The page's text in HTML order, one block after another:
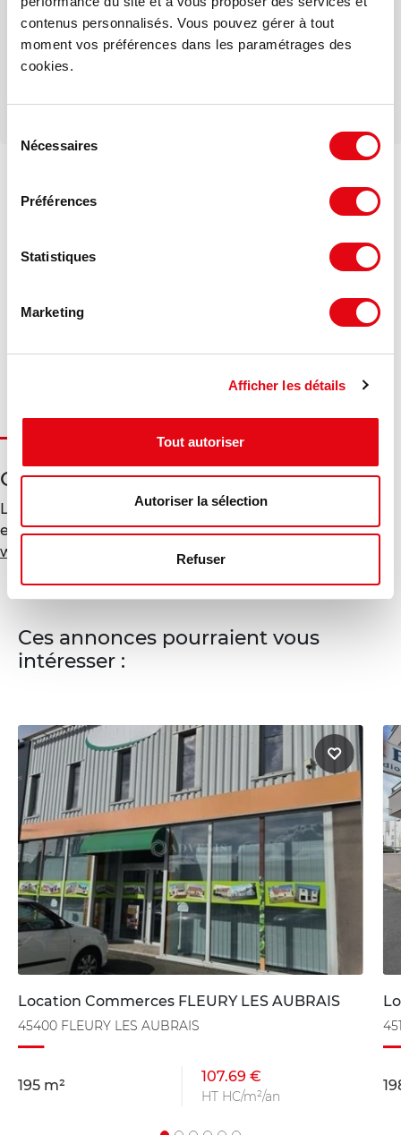
contenus personnalisés. Vous pouvez gérer à tout
moment vos préférences dans les paramétrages des
cookies.
Nécessaires
Préférences
Statistiques
Marketing
Afficher les détails
Tout autoriser
Autoriser la sélection
Refuser
Téléphone
DPE - GES
Consommation énergétique :
Géorisques
Les informations sur les risques auxquels ce bien est
exposé sont disponibles sur le site Géorisques :
www.georisques.gouv.fr
Ces annonces pourraient vous
intéresser :
Location Commerces FLEURY LES AUBRAIS
45400 FLEURY LES AUBRAIS
195 m²
107.69 €
HT HC/m²/an